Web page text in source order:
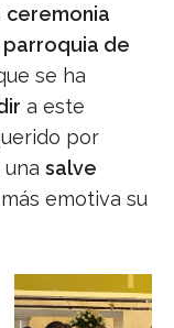
ceremonia
parroquia de
se ha
a este
por
salve
emotiva su